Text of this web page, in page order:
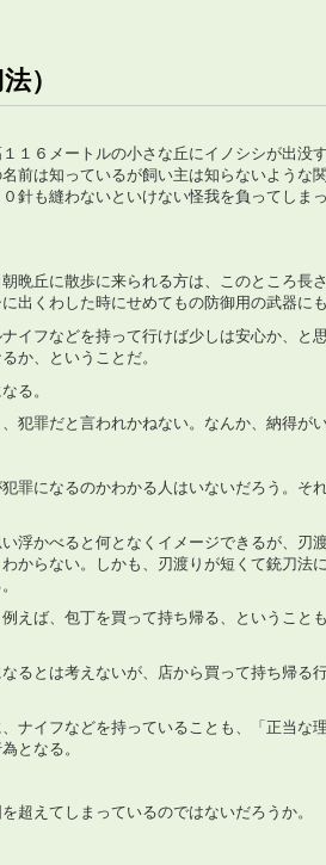
）
１６メートルの小さな丘にイノシシが出没
前は知っているが飼い主は知らないような
針も縫わないといけない怪我を負ってしま
晩丘に散歩に来られる方は、このところ長さ
出くわした時にせめてもの防御用の武器にも
イフなどを持って行けば少しは安心か、と思
か、ということだ。
る。
犯罪だと言われかねない。なんか、納得がい
罪になるのかわかる人はいないだろう。そ
浮かべると何となくイメージできるが、刃
からない。しかも、刃渡りが短くて銃刀法
えば、包丁を買って持ち帰る、ということ
るとは考えないが、店から買って持ち帰る
ナイフなどを持っていることも、「正当な
となる。
超えてしまっているのではないだろうか。